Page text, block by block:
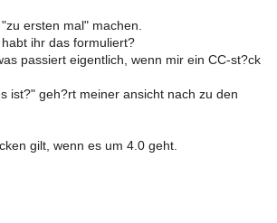
ersten mal" machen.
ihr das formuliert?
passiert eigentlich, wenn mir ein CC-st?ck
ist?" geh?rt meiner ansicht nach zu den
gilt, wenn es um 4.0 geht.